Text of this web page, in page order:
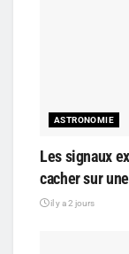
ASTRONOMIE
Les signaux
cacher sur
il y a 2 jours